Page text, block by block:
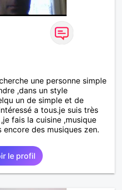
une personne simple
,dans un style
un de simple et de
a tous.je suis très
fais la cuisine ,musique
des musiques zen.
le profil